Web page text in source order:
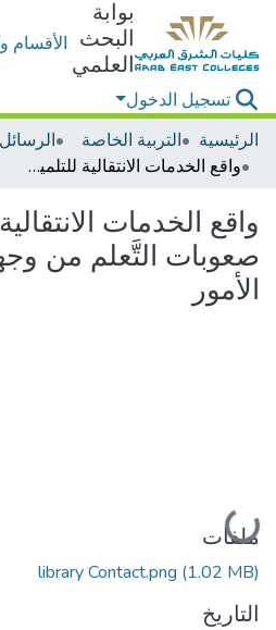
بوابة
البحث
العلمي
الأقسام
تسجيل الدخول
الرئيسية
التربية الخاصة
واقع الخدمات الانتقالية للتلميذات ذوات صعوبات التَّعلم من وجهة نظر أولياء الأمور
واقع الخدمات
صعوبات التَّعلم من
الأمور
جاري التحميل...
ملفات
library Contact.png (1.02 MB)
التاريخ